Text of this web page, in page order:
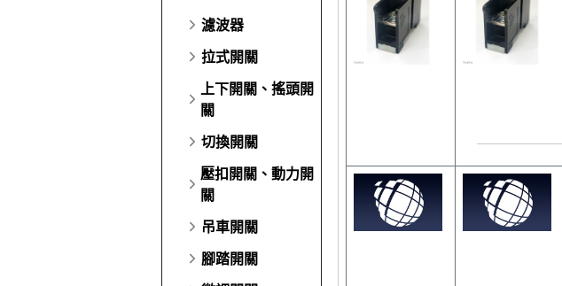
濾波器
拉式開關
上下開關、搖頭開
關
切換開關
壓扣開關、動力開
關
吊車開關
腳踏開關